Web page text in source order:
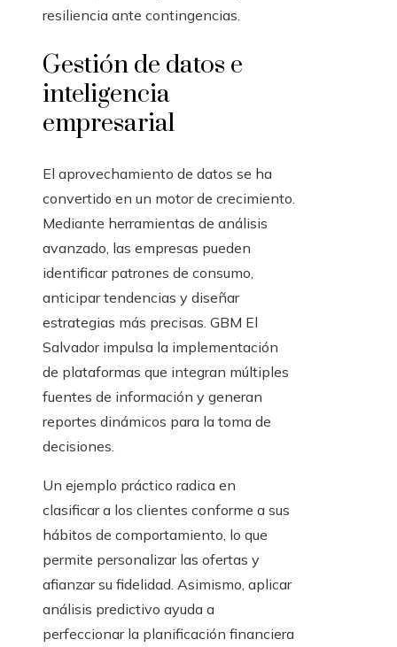
resiliencia ante contingencias.
Gestión de datos e
inteligencia
empresarial
El aprovechamiento de datos se ha
convertido en un motor de crecimiento.
Mediante herramientas de análisis
avanzado, las empresas pueden
identificar patrones de consumo,
anticipar tendencias y diseñar
estrategias más precisas. GBM El
Salvador impulsa la implementación
de plataformas que integran múltiples
fuentes de información y generan
reportes dinámicos para la toma de
decisiones.
Un ejemplo práctico radica en
clasificar a los clientes conforme a sus
hábitos de comportamiento, lo que
permite personalizar las ofertas y
afianzar su fidelidad. Asimismo, aplicar
análisis predictivo ayuda a
perfeccionar la planificación financiera